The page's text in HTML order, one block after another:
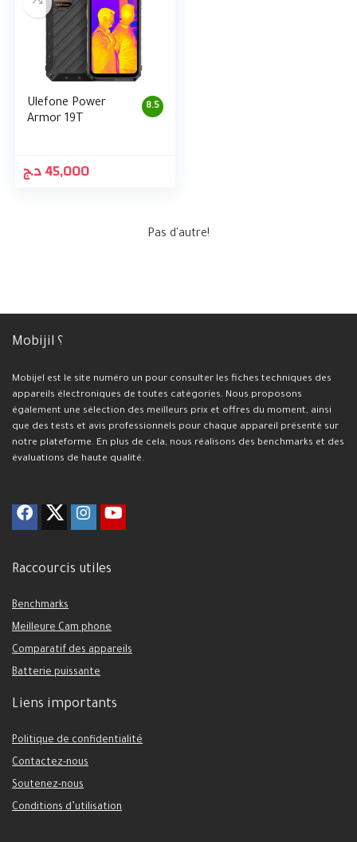
8.5
Ulefone Power
Armor 19T
45,000د.ج
Pas d'autre!
Mobijil ؟
Mobijel est le site numéro un pour consulter les fiches techniques des
appareils électroniques de toutes catégories. Nous proposons
également une sélection des meilleurs prix et offres du moment, ainsi
que des tests et avis professionnels pour chaque appareil présenté sur
notre plateforme. En plus de cela, nous réalisons des benchmarks et des
évaluations de haute qualité.
Raccourcis utiles
Benchmarks
Meilleure Cam phone
Comparatif des appareils
Batterie puissante
Liens importants
Politique de confidentialité
Contactez-nous
Soutenez-nous
Conditions d’utilisation